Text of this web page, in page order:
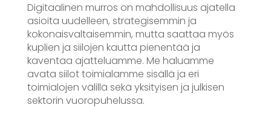
Digitaalinen murros on mahdollisuus ajatella
asioita uudelleen, strategisemmin ja
kokonaisvaltaisemmin, mutta saattaa myös
kuplien ja siilojen kautta pienentää ja
kaventaa ajatteluamme. Me haluamme
avata siilot toimialamme sisällä ja eri
toimialojen välillä sekä yksityisen ja julkisen
sektorin vuoropuhelussa.